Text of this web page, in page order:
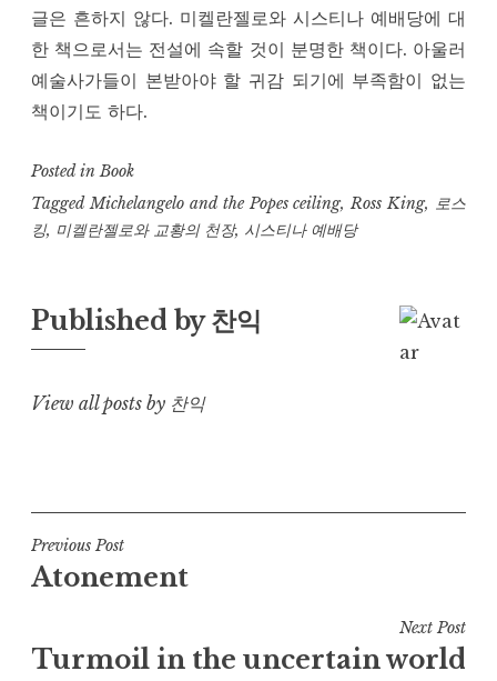
글은 흔하지 않다. 미켈란젤로와 시스티나 예배당에 대
한 책으로서는 전설에 속할 것이 분명한 책이다. 아울러
예술사가들이 본받아야 할 귀감 되기에 부족함이 없는
책이기도 하다.
Posted inBook
TaggedMichelangelo and the Popes ceiling,Ross King, 로스
킹, 미켈란젤로와 교황의 천장, 시스티나 예배당
Published by찬익
View all posts by 찬익
Post
navigation
Previous Post
Atonement
Next Post
Turmoil in the uncertain world